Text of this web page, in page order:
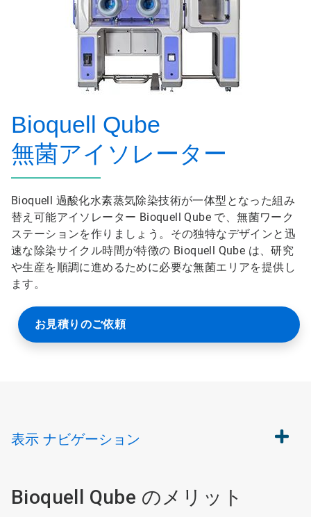
Bioquell Qube
無菌アイソレーター
Bioquell 過酸化水素蒸気除染技術が一体型となった組み
替え可能アイソレーター Bioquell Qube で、無菌ワーク
ステーションを作りましょう。その独特なデザインと迅
速な除染サイクル時間が特徴の Bioquell Qube は、研究
や生産を順調に進めるために必要な無菌エリアを提供し
ます。
お見積りのご依頼
表示 ナビゲーション
Bioquell Qube のメリット